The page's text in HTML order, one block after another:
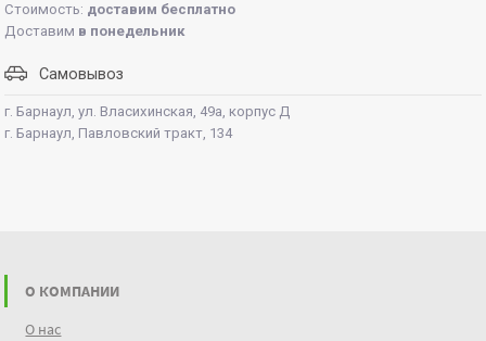
хлопок эко;
синтетика;
шерсть/ручная стирка;
бережная;
полоскание;
отжим+слив;
Стоимость: доставим бесплатно
Доставим в понедельник
Самовывоз
г. Барнаул, ул. Власихинская, 49а, корпус Д
г. Барнаул, Павловский тракт, 134
О КОМПАНИИ
О нас